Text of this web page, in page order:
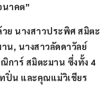
าคต”
ย นางสาวประพิศ สมิตะ
น, นางสาวลัดดาวัลย์
การ์ สมิตะมาน ซึ่งทั้ง 4
ปิ่น และคุณแม่วิเชียร